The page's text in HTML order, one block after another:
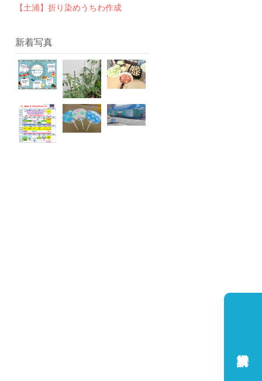
【土浦】折り染めうちわ作成
新着写真